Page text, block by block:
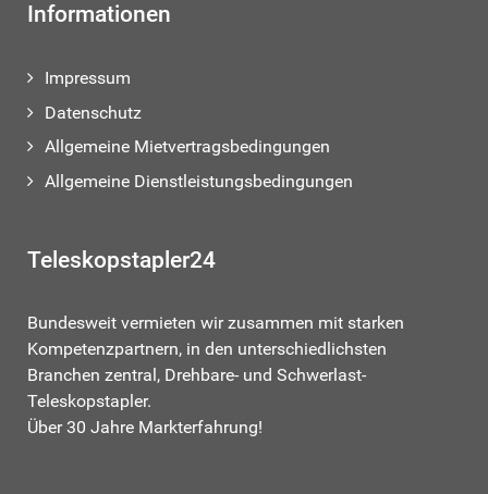
Informationen
Impressum
Datenschutz
Allgemeine Mietvertragsbedingungen
Allgemeine Dienstleistungsbedingungen
Teleskopstapler24
Bundesweit vermieten wir zusammen mit starken
Kompetenzpartnern, in den unterschiedlichsten
Branchen zentral, Drehbare- und Schwerlast-
Teleskopstapler.
Über 30 Jahre Markterfahrung!